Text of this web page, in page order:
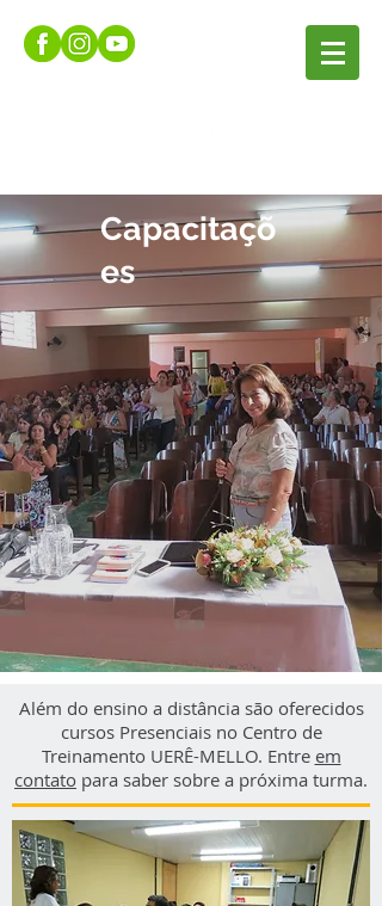
Capacitaçõ
es
Além do ensino a distância são oferecidos
cursos Presenciais no Centro de
Treinamento UERÊ-MELLO. Entre em
contato para saber sobre a próxima turma.